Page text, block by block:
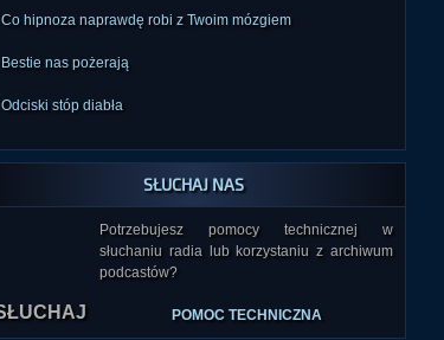
Co hipnoza naprawdę robi z Twoim mózgiem
Bestie nas pożerają
Odciski stóp diabła
SŁUCHAJ NAS
Potrzebujesz pomocy technicznej w
słuchaniu radia lub korzystaniu z archiwum
podcastów?
POMOC TECHNICZNA